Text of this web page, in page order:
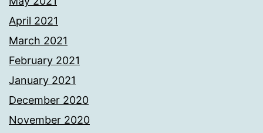
April 2021
March 2021
February 2021
January 2021
December 2020
November 2020